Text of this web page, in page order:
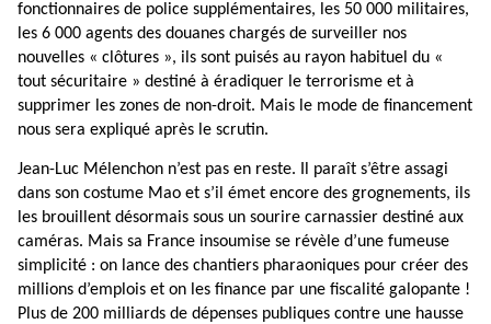
fonctionnaires de police supplémentaires, les 50 000 militaires,
les 6 000 agents des douanes chargés de surveiller nos
nouvelles « clôtures », ils sont puisés au rayon habituel du «
tout sécuritaire » destiné à éradiquer le terrorisme et à
supprimer les zones de non-droit. Mais le mode de financement
nous sera expliqué après le scrutin.
Jean-Luc Mélenchon n’est pas en reste. Il paraît s’être assagi
dans son costume Mao et s’il émet encore des grognements, ils
les brouillent désormais sous un sourire carnassier destiné aux
caméras. Mais sa France insoumise se révèle d’une fumeuse
simplicité : on lance des chantiers pharaoniques pour créer des
millions d’emplois et on les finance par une fiscalité galopante !
Plus de 200 milliards de dépenses publiques contre une hausse